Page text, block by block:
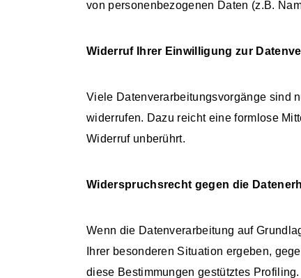
von personenbezogenen Daten (z.B.
Widerruf Ihrer Einwilligung zur
Viele Datenverarbeitungsvorgänge sind
widerrufen. Dazu reicht eine formlose
Widerruf unberührt.
Widerspruchsrecht gegen die
Wenn die Datenverarbeitung auf
Ihrer besonderen Situation ergeben,
diese Bestimmungen gestütztes